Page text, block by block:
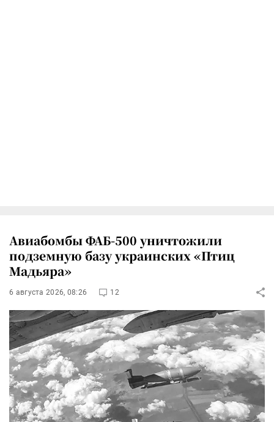
Авиабомбы ФАБ-500 уничтожили
подземную базу украинских «Птиц
Мадьяра»
6 августа 2026, 08:26 12